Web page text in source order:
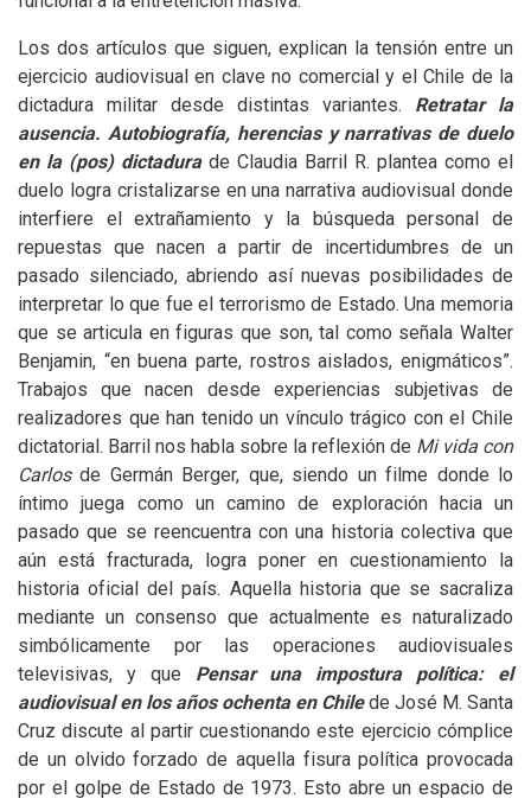
Los dos artículos que siguen, explican la tensión entre un
ejercicio audiovisual en clave no comercial y el Chile de la
dictadura militar desde distintas variantes. Retratar la
ausencia. Autobiografía, herencias y narrativas de duelo
en la (pos) dictadura de Claudia Barril R. plantea como el
duelo logra cristalizarse en una narrativa audiovisual donde
interfiere el extrañamiento y la búsqueda personal de
repuestas que nacen a partir de incertidumbres de un
pasado silenciado, abriendo así nuevas posibilidades de
interpretar lo que fue el terrorismo de Estado. Una memoria
que se articula en figuras que son, tal como señala Walter
Benjamin, “en buena parte, rostros aislados, enigmáticos”.
Trabajos que nacen desde experiencias subjetivas de
realizadores que han tenido un vínculo trágico con el Chile
dictatorial. Barril nos habla sobre la reflexión de Mi vida con
Carlosde Germán Berger, que, siendo un filme donde lo
íntimo juega como un camino de exploración hacia un
pasado que se reencuentra con una historia colectiva que
aún está fracturada, logra poner en cuestionamiento la
historia oficial del país. Aquella historia que se sacraliza
mediante un consenso que actualmente es naturalizado
simbólicamente por las operaciones audiovisuales
televisivas, y que Pensar una impostura política: el
audiovisual en los años ochenta en Chile de José M. Santa
Cruz discute al partir cuestionando este ejercicio cómplice
de un olvido forzado de aquella fisura política provocada
por el golpe de Estado de 1973. Esto abre un espacio de